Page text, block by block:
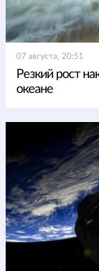
07 августа, 20:51
Резкий рост
океане